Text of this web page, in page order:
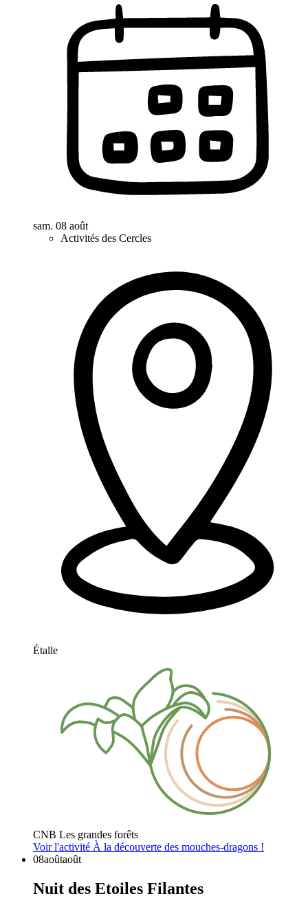
sam. 08 août
Activités des Cercles
Étalle
CNB Les grandes forêts
Voir l'activité À la découverte des mouches-dragons !
08aoûtaoût
Nuit des Etoiles Filantes